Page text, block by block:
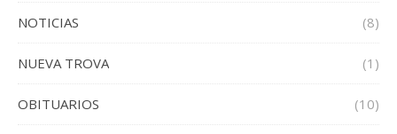
NOTICIAS (8)
NUEVA TROVA (1)
OBITUARIOS (10)